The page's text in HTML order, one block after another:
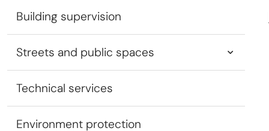
Building supervision
Streets and public spaces
Technical services
Environment protection